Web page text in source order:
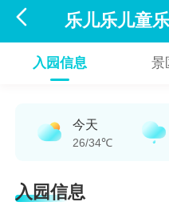
 乐儿乐儿童
入园信息 景
今天
26/34℃
入园信息